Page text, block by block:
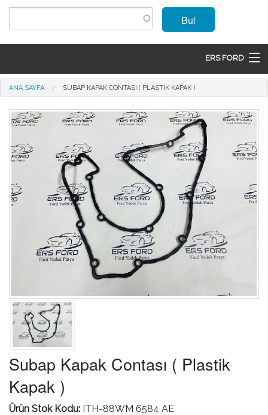
Ana içeriğe atla
Bul
ERS FORD
ANASAYFA
MARKALAR
ÜRÜNLER
İLETIŞIM
Buradasınız
ANA SAYFA SUBAP KAPAK CONTASI ( PLASTIK KAPAK )
Subap Kapak Contası ( Plastik
Kapak )
Ürün Stok Kodu: ITH-88WM 6584 AE